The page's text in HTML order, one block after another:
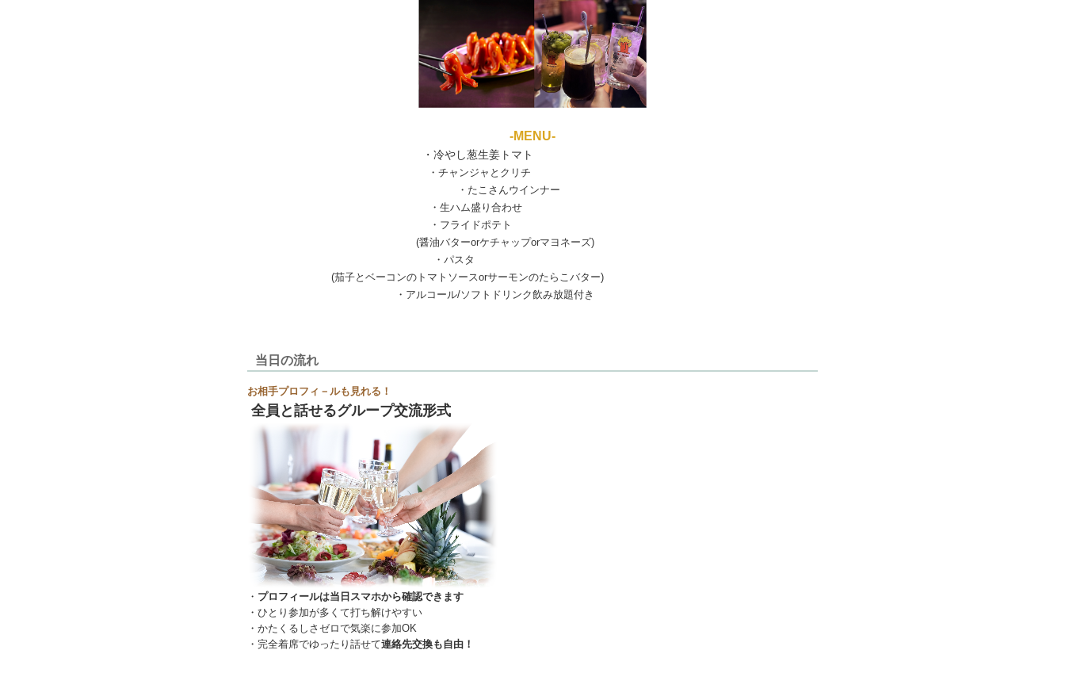
-MENU-
・冷やし葱生姜トマト
・チャンジャとクリチ
・たこさんウインナー
・生ハム盛り合わせ
・フライドポテト
(醤油バターorケチャップorマヨネーズ)
・パスタ
(茄子とベーコンのトマトソースorサーモンのたらこバター)
・アルコール/ソフトドリンク飲み放題付き
当日の流れ
お相手プロフィ－ルも見れる！
全員と話せるグループ交流形式
・ プロフィールは当日スマホから確認できます
・ひとり参加が多くて打ち解けやすい
・かたくるしさゼロで気楽に参加OK
・完全着席でゆったり話せて連絡先交換も自由！